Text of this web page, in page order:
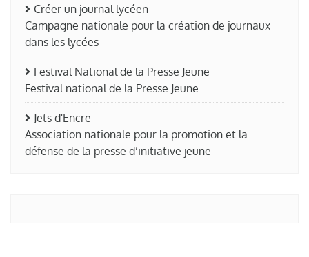
Créer un journal lycéen
Campagne nationale pour la création de journaux
dans les lycées
Festival National de la Presse Jeune
Festival national de la Presse Jeune
Jets d'Encre
Association nationale pour la promotion et la
défense de la presse d’initiative jeune